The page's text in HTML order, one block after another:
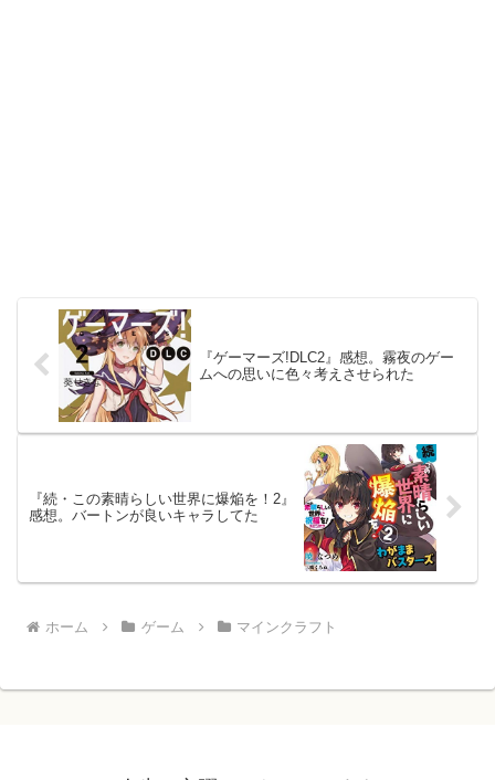
『ゲーマーズ!DLC2』感想。霧夜のゲー
ムへの思いに色々考えさせられた
『続・この素晴らしい世界に爆焔を！2』
感想。バートンが良いキャラしてた
ホーム ゲーム マインクラフト